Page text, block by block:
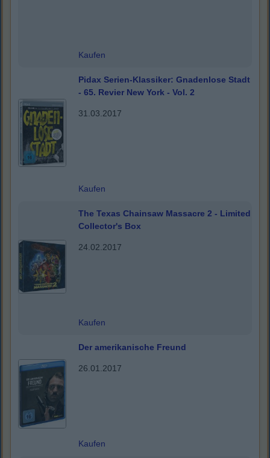
Kaufen
Pidax Serien-Klassiker: Gnadenlose Stadt
- 65. Revier New York - Vol. 2
31.03.2017
Kaufen
The Texas Chainsaw Massacre 2 - Limited
Collector's Box
24.02.2017
Kaufen
Der amerikanische Freund
26.01.2017
Kaufen